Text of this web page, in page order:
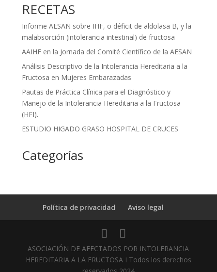
RECETAS
Informe AESAN sobre IHF, o déficit de aldolasa B, y la
malabsorción (intolerancia intestinal) de fructosa
AAIHF en la Jornada del Comité Científico de la AESAN
Análisis Descriptivo de la Intolerancia Hereditaria a la
Fructosa en Mujeres Embarazadas
Pautas de Práctica Clínica para el Diagnóstico y
Manejo de la Intolerancia Hereditaria a la Fructosa
(HFI).
ESTUDIO HIGADO GRASO HOSPITAL DE CRUCES
Categorías
Política de privacidad Aviso legal
ASOCIACIÓN DE AFECTADOS POR INTOLERANCIA
HEREDITARIA A LA FRUCTOSA I Todos los derechos